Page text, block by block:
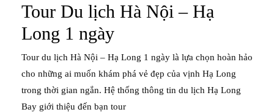
Tour Du lịch Hà Nội – Hạ
Long 1 ngàyTour
Du
lịch
Hà
Tour du lịch Hà Nội – Hạ Long 1 ngày là lựa chọn hoàn hảo
cho những ai muốn khám phá vẻ đẹp của vịnh Hạ Long
trong thời gian ngắn. Hệ thống thông tin du lịch Hạ Long
Bay giới thiệu đến bạn tour